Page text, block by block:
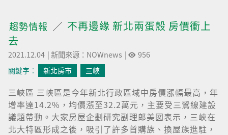
趨勢情報
不再邊緣 新北兩蛋殼 房價衝上
去
2021.12.04 |新聞來源：NOWnews | 956
關鍵字︰ 新北房市 三峽
三峽區 三峽區是今年新北行政區域中房價漲幅最高，年
增率達14.2%，均價漲至32.2萬元，主要受三鶯線建設
議題帶動。大家房屋企劃研究副理郎美囡表示，三峽在
北大特區形成之後，吸引了許多首購族、換屋族進駐，